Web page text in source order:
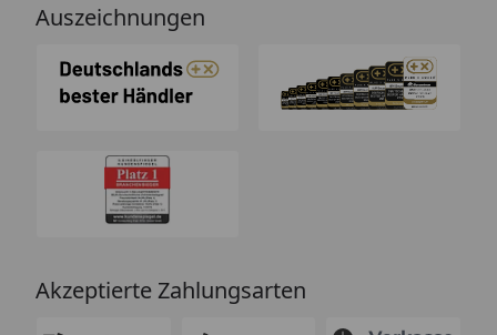
Auszeichnungen
Akzeptierte Zahlungsarten